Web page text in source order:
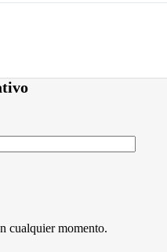
cualquier momento.